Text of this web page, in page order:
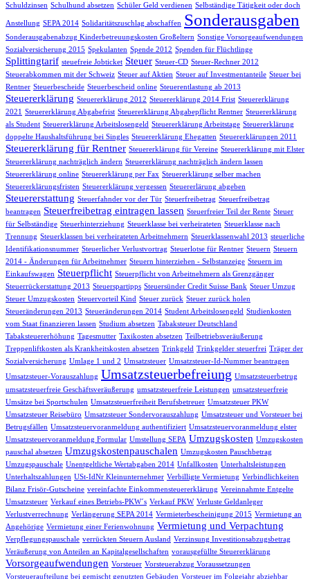
Schuldzinsen Schulhund absetzen Schüler Geld verdienen Selbständige Tätigkeit oder doch
Anstellung SEPA 2014 Solidaritätszuschlag abschaffen Sonderausgaben
Sonderausgabenabzug Kinderbetreuungskosten Großeltern Sonstige Vorsorgeaufwendungen
Sozialversicherung 2015 Spekulanten Spende 2012 Spenden für Flüchtlinge
Splittingtarif steuefreie Jobticket Steuer Steuer-CD Steuer-Rechner 2012
Steuerabkommen mit der Schweiz Steuer auf Aktien Steuer auf Investmentanteile Steuer bei
Rentner Steuerbescheide Steuerbescheid online Steuerentlastung ab 2013
Steuererklärung Steuererklärung 2012 Steuererklärung 2014 Frist Steuererklärung
2021
Steuererklärung Abgabefrist Steuererklärung Abgabepflicht Rentner Steuererklärung
als Student Steuererklärung Arbeitslosengeld Steuererklärung Arbeitstage Steuererklärung
doppelte Haushaltsführung bei Singles Steuererklärung Ehegatten Steuererklärungen 2011
Steuererklärung für Rentner Steuererklärung für Vereine Steuererklärung mit Elster
Steuererklärung nachträglich ändern Steuererklärung nachträglich ändern lassen
Steuererklärung online Steuererklärung per Fax Steuererklärung selber machen
Steuererklärungsfristen Steuererklärung vergessen Steuererlärung abgeben
Steuererstattung Steuerfahnder vor der Tür Steuerfreibetrag Steuerfreibetrag
beantragen Steuerfreibetrag eintragen lassen Steuerfreier Teil der Rente Steuer
für Selbständige Steuerhinterziehung Steuerklasse bei verheirateten Steuerklasse nach
Trennung Steuerklassen bei verheirateten Arbeitnehmern Steuerklassenwahl 2013 steuerliche
Identifikationsnummer Steuerlicher Verlustvortrag Steuerlotse für Rentner Steuern Steuern
2014 - Änderungen für Arbeitnehmer Steuern hinterziehen - Selbstanzeige Steuern im
Einkaufswagen Steuerpflicht Steuerpflicht von Arbeitnehmern als Grenzgänger
Steuerrückerstattung 2013 Steuerspartipps Steuersünder Credit Suisse Bank Steuer Umzug
Steuer Umzugskosten Steuervorteil Kind Steuer zurück Steuer zurück holen
Steueränderungen 2013 Steueränderungen 2014 Student Arbeitslosengeld Studienkosten
vom Staat finanzieren lassen Studium absetzen Tabaksteuer Deutschland
Tabaksteuererhöhung Tagesmutter Taxikosten absetzen Teilbetriebsveräußerung
Treppenliftkosten als Krankheitskosten absetzen Trinkgeld Trinkgelder steuerfrei Träger der
Sozialversicherung Umlage 1 und 2 Umsatzsteuer Umsatzsteuer-Id-Nummer beantragen
Umsatzsteuer-Vorauszahlung Umsatzsteuerbefreiung Umsatzsteuerbetrug
umsatzsteuerfreie Geschäftsveräußerung umsatzsteuerfreie Leistungen umsatzsteuerfreie
Umsätze bei Sportschulen Umsatzsteuerfreiheit Berufsbetreuer Umsatzsteuer PKW
Umsatzsteuer Reisebüro Umsatzsteuer Sondervorauszahlung Umsatzsteuer und Vorsteuer bei
Betrugsfällen Umsatzsteuervoranmeldung authentifiziert Umsatzsteuervoranmeldung elster
Umsatzsteuervoranmeldung Formular Umstellung SEPA Umzugskosten Umzugskosten
pauschal absetzen Umzugskostenpauschalen Umzugskosten Pauschbetrag
Umzugspauschale Unentgeltliche Wertabgaben 2014 Unfallkosten Unterhaltsleistungen
Unterhaltszahlungen USt-IdNr Kleinunternehmer Verbilligte Vermietung Verbindlichkeiten
Bilanz Frisör-Gutscheine vereinfachte Einkommensteuererklärung Vereinnahmte Entgelte
Umsatzsteuer Verkauf eines Betriebs-PKW´s Verkauf PKW Verluste Geldanleger
Verlustverrechnung Verlängerung SEPA 2014 Vermieterbescheinigung 2015 Vermietung an
Angehörige Vermietung einer Ferienwohnung Vermietung und Verpachtung
Verpflegungspauschale verrückten Steuern Ausland Verzinsung Investitionsabzugsbetrag
Veräußerung von Anteilen an Kapitalgesellschaften vorausgefüllte Steuererklärung
Vorsorgeaufwendungen Vorsteuer Vorsteuerabzug Voraussetzungen
Vorsteueraufteilung bei gemischt genutzten Gebäuden Vorsteuer im Folgejahr abziehbar